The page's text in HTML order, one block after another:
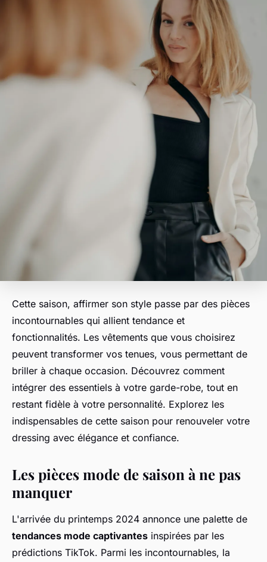
Cette saison, affirmer son style passe par des pièces
incontournables qui allient tendance et
fonctionnalités. Les vêtements que vous choisirez
peuvent transformer vos tenues, vous permettant de
briller à chaque occasion. Découvrez comment
intégrer des essentiels à votre garde-robe, tout en
restant fidèle à votre personnalité. Explorez les
indispensables de cette saison pour renouveler votre
dressing avec élégance et confiance.
Les pièces mode de saison à ne pas
manquer
L'arrivée du printemps 2024 annonce une palette de
tendances mode captivantes inspirées par les
prédictions TikTok. Parmi les incontournables, la